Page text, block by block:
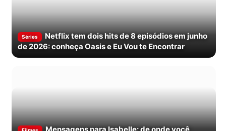
Séries
Netflix tem dois hits de 8 episódios em junho
de 2026: conheça Oasis e Eu Vou te Encontrar